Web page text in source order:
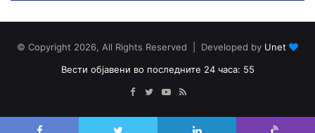
© Copyright 2026, All Rights Reserved | Developed by Unet
Вести објавени во последните 24 часа: 55
Facebook
TwitterYouTube
RSS